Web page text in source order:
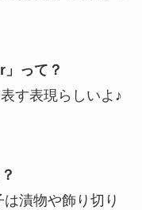
って？
す表現らしいよ♪
漬物や飾り切り